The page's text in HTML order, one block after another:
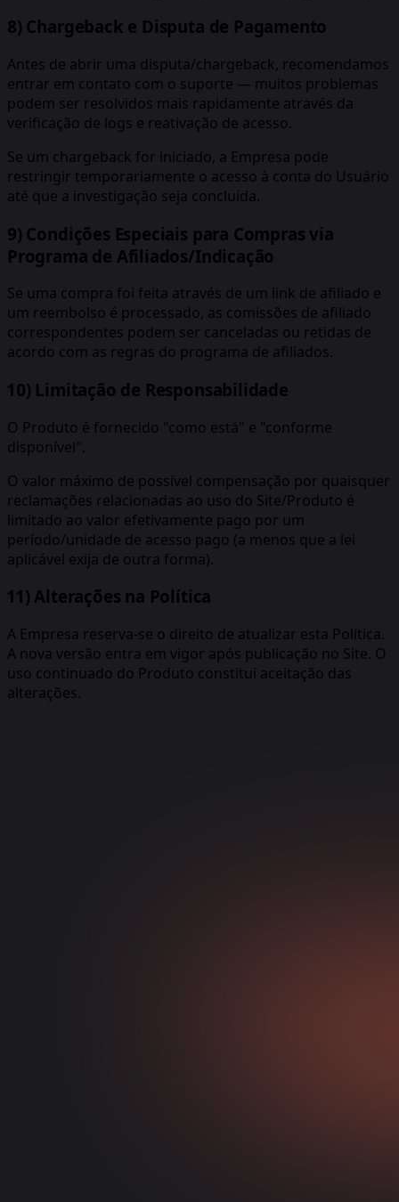
8) Chargeback e Disputa de Pagamento
Antes de abrir uma disputa/chargeback, recomendamos
entrar em contato com o suporte — muitos problemas
podem ser resolvidos mais rapidamente através da
verificação de logs e reativação de acesso.
Se um chargeback for iniciado, a Empresa pode
restringir temporariamente o acesso à conta do Usuário
até que a investigação seja concluída.
9) Condições Especiais para Compras via
Programa de Afiliados/Indicação
Se uma compra foi feita através de um link de afiliado e
um reembolso é processado, as comissões de afiliado
correspondentes podem ser canceladas ou retidas de
acordo com as regras do programa de afiliados.
10) Limitação de Responsabilidade
O Produto é fornecido "como está" e "conforme
disponível".
O valor máximo de possível compensação por quaisquer
reclamações relacionadas ao uso do Site/Produto é
limitado ao valor efetivamente pago por um
período/unidade de acesso pago (a menos que a lei
aplicável exija de outra forma).
11) Alterações na Política
A Empresa reserva-se o direito de atualizar esta Política.
A nova versão entra em vigor após publicação no Site. O
uso continuado do Produto constitui aceitação das
alterações.